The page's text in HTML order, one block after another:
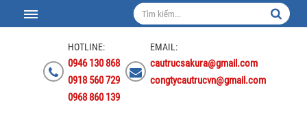
HOTLINE:
0946 130 868
0918 560 729
0968 860 139
EMAIL:
cautrucsakura@gmail.com
congtycautrucvn@gmail.com